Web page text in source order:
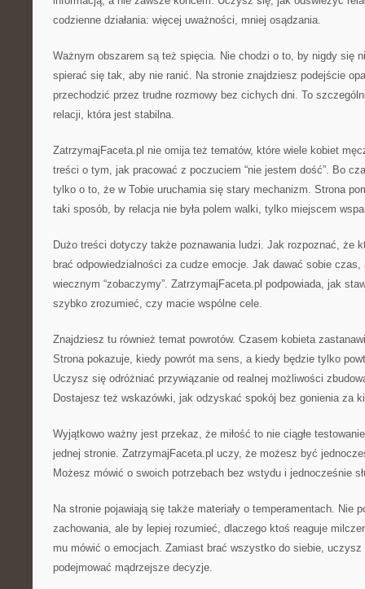
codzienne działania: więcej uważności, mniej osądzania.
Ważnym obszarem są też spięcia. Nie chodzi o to, by nigdy się
spierać się tak, aby nie ranić. Na stronie znajdziesz podejście
przechodzić przez trudne rozmowy bez cichych dni. To
relacji, która jest stabilna.
ZatrzymajFaceta.pl nie omija też tematów, które wiele kobiet
treści o tym, jak pracować z poczuciem “nie jestem dość”. Bo
tylko o to, że w Tobie uruchamia się stary mechanizm. Strona
taki sposób, by relacja nie była polem walki, tylko miejscem
Dużo treści dotyczy także poznawania ludzi. Jak rozpoznać, że
brać odpowiedzialności za cudze emocje. Jak dawać sobie
wiecznym “zobaczymy”. ZatrzymajFaceta.pl podpowiada, jak
szybko zrozumieć, czy macie wspólne cele.
Znajdziesz tu również temat powrotów. Czasem kobieta
Strona pokazuje, kiedy powrót ma sens, a kiedy będzie tylko
Uczysz się odróżniać przywiązanie od realnej możliwości
Dostajesz też wskazówki, jak odzyskać spokój bez gonienia za
Wyjątkowo ważny jest przekaz, że miłość to nie ciągłe
jednej stronie. ZatrzymajFaceta.pl uczy, że możesz być
Możesz mówić o swoich potrzebach bez wstydu i jednocześnie
Na stronie pojawiają się także materiały o temperamentach. Nie
zachowania, ale by lepiej rozumieć, dlaczego ktoś reaguje
mu mówić o emocjach. Zamiast brać wszystko do siebie, uczysz
podejmować mądrzejsze decyzje.